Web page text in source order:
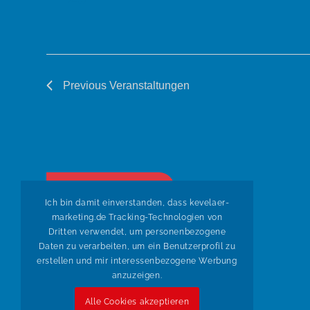
Previous Veranstaltungen
Ich bin damit einverstanden, dass kevelaer-
marketing.de Tracking-Technologien von
Dritten verwendet, um personenbezogene
Daten zu verarbeiten, um ein Benutzerprofil zu
erstellen und mir interessenbezogene Werbung
anzuzeigen.
Alle Cookies akzeptieren